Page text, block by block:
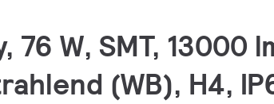
76 W, SMT, 13000
(WB), H4,